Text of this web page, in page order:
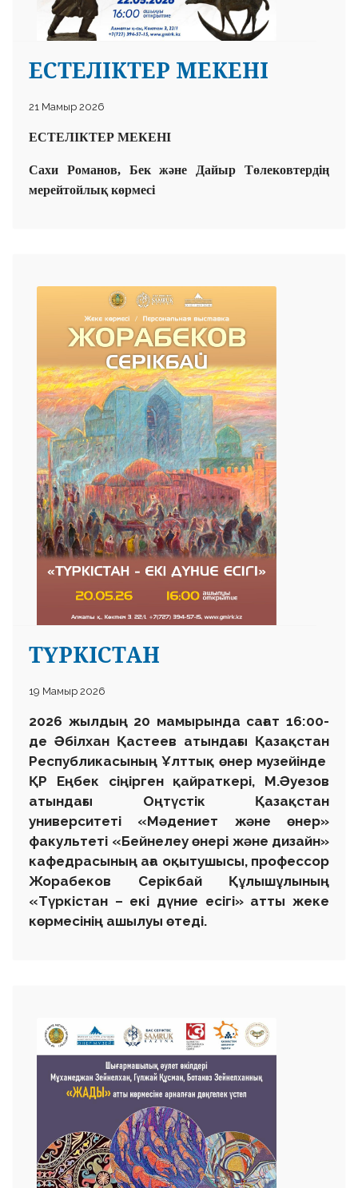
ЕСТЕЛІКТЕР МЕКЕНІ
21 Мамыр 2026
ЕСТЕЛІКТЕР МЕКЕНІ
Сахи Романов, Бек және Дайыр Төлековтердің
мерейтойлық көрмесі
ТҮРКІСТАН
19 Мамыр 2026
2026 жылдың 20 мамырында сағат 16:00-
де Әбілхан Қастеев атындағы Қазақстан
Республикасының Ұлттық өнер музейінде
ҚР Еңбек сіңірген қайраткері, М.Әуезов
атындағы Оңтүстік Қазақстан
университеті «Мәдениет және өнер»
факультеті «Бейнелеу өнері және дизайн»
кафедрасының аға оқытушысы, профессор
Жорабеков Серікбай Құлышұлының
«Түркістан – екі дүние есігі» атты жеке
көрмесінің ашылуы өтеді.